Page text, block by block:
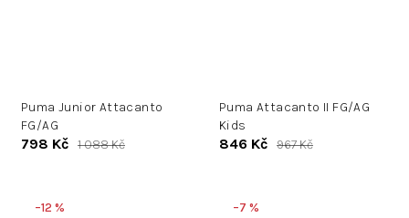
Puma Junior Attacanto
FG/AG
798 Kč 1 088 Kč
Puma Attacanto II FG/AG
Kids
846 Kč 967 Kč
–12 % –7 %